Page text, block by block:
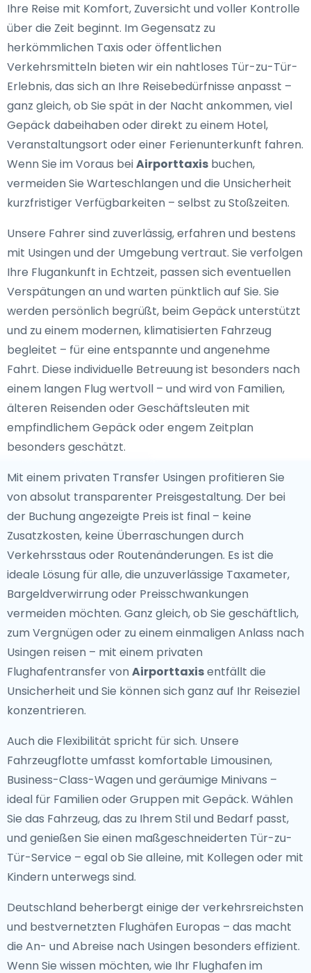
Ihre Reise mit Komfort, Zuversicht und voller Kontrolle
über die Zeit beginnt. Im Gegensatz zu
herkömmlichen Taxis oder öffentlichen
Verkehrsmitteln bieten wir ein nahtloses Tür-zu-Tür-
Erlebnis, das sich an Ihre Reisebedürfnisse anpasst –
ganz gleich, ob Sie spät in der Nacht ankommen, viel
Gepäck dabeihaben oder direkt zu einem Hotel,
Veranstaltungsort oder einer Ferienunterkunft fahren.
Wenn Sie im Voraus beiAirporttaxis buchen,
vermeiden Sie Warteschlangen und die Unsicherheit
kurzfristiger Verfügbarkeiten – selbst zu Stoßzeiten.
Unsere Fahrer sind zuverlässig, erfahren und bestens
mit Usingen und der Umgebung vertraut. Sie verfolgen
Ihre Flugankunft in Echtzeit, passen sich eventuellen
Verspätungen an und warten pünktlich auf Sie. Sie
werden persönlich begrüßt, beim Gepäck unterstützt
und zu einem modernen, klimatisierten Fahrzeug
begleitet – für eine entspannte und angenehme
Fahrt. Diese individuelle Betreuung ist besonders nach
einem langen Flug wertvoll – und wird von Familien,
älteren Reisenden oder Geschäftsleuten mit
empfindlichem Gepäck oder engem Zeitplan
besonders geschätzt.
Mit einem privaten Transfer Usingen profitieren Sie
von absolut transparenter Preisgestaltung. Der bei
der Buchung angezeigte Preis ist final – keine
Zusatzkosten, keine Überraschungen durch
Verkehrsstaus oder Routenänderungen. Es ist die
ideale Lösung für alle, die unzuverlässige Taxameter,
Bargeldverwirrung oder Preisschwankungen
vermeiden möchten. Ganz gleich, ob Sie geschäftlich,
zum Vergnügen oder zu einem einmaligen Anlass nach
Usingen reisen – mit einem privaten
Flughafentransfer von Airporttaxisentfällt die
Unsicherheit und Sie können sich ganz auf Ihr Reiseziel
konzentrieren.
Auch die Flexibilität spricht für sich. Unsere
Fahrzeugflotte umfasst komfortable Limousinen,
Business-Class-Wagen und geräumige Minivans –
ideal für Familien oder Gruppen mit Gepäck. Wählen
Sie das Fahrzeug, das zu Ihrem Stil und Bedarf passt,
und genießen Sie einen maßgeschneiderten Tür-zu-
Tür-Service – egal ob Sie alleine, mit Kollegen oder mit
Kindern unterwegs sind.
Deutschland beherbergt einige der verkehrsreichsten
und bestvernetzten Flughäfen Europas – das macht
die An- und Abreise nach Usingen besonders effizient.
Wenn Sie wissen möchten, wie Ihr Flughafen im